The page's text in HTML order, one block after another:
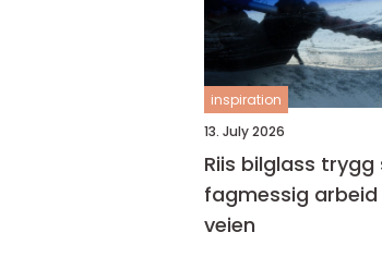
inspiration
13. July 2026
Riis bilglass trygg sikt og
fagmessig arbeid
veien